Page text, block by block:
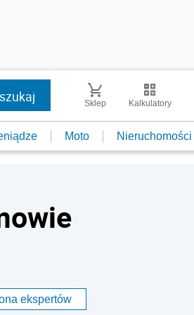
Sklep Kalkulatory
Moto Nieruchomości
ekspertów